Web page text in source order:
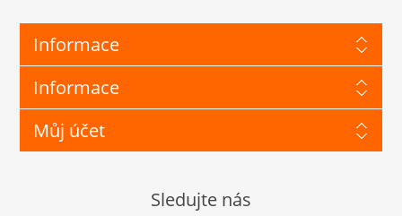
Informace
Informace
Můj účet
Sledujte nás